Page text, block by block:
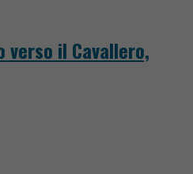
verso il Cavallero,